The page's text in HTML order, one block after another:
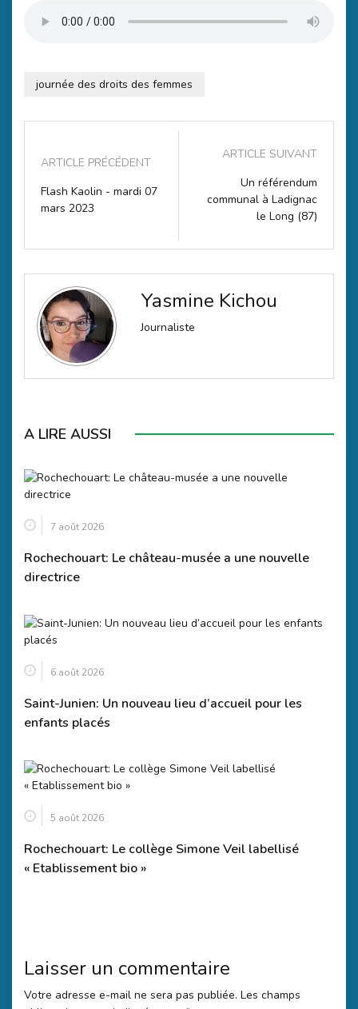
journée des droits des femmes
ARTICLE PRÉCÉDENT
Flash Kaolin - mardi 07
mars 2023
ARTICLE SUIVANT
Un référendum
communal à Ladignac
le Long (87)
Yasmine Kichou
Journaliste
A LIRE AUSSI
7 août 2026
Rochechouart: Le château-musée a une nouvelle
directrice
6 août 2026
Saint-Junien: Un nouveau lieu d’accueil pour les
enfants placés
5 août 2026
Rochechouart: Le collège Simone Veil labellisé
« Etablissement bio »
Laisser un commentaire
Votre adresse e-mail ne sera pas publiée. Les champs